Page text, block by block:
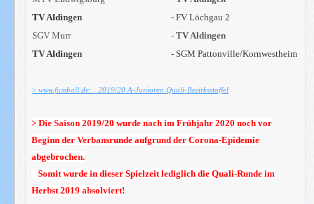
TV Aldingen
- FV Löchgau 2
SGV Murr
-TV Aldingen
TV Aldingen
- SGM Pattonville/Kornwestheim
> www.fussball.de: 2019/20 A-Junioren Quali-Bezirksstaffel
> Die Saison 2019/20 wurde nach im Frühjahr 2020 noch vor
Beginn der Verbansrunde aufgrund der Corona-Epidemie
abgebrochen.
Somit wurde in dieser Spielzeit lediglich die Quali-Runde im
Herbst 2019 absolviert!